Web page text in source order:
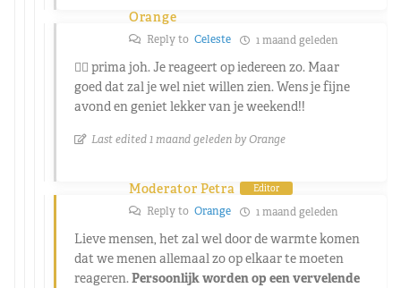
Orange
Reply to Celeste 1 maand geleden
👍🏻 prima joh. Je reageert op iedereen zo. Maar
goed dat zal je wel niet willen zien. Wens je fijne
avond en geniet lekker van je weekend!!
Last edited 1 maand geleden by Orange
Moderator Petra Editor
Reply to Orange 1 maand geleden
Lieve mensen, het zal wel door de warmte komen
dat we menen allemaal zo op elkaar te moeten
reageren. Persoonlijk worden op een vervelende